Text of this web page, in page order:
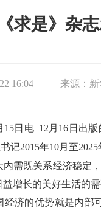
《求是》杂
16:04 来源：
15日电 12月16日出
记2015年10月至
内需既关系经济稳定
增长的美好生活的
经济的优势就是内部